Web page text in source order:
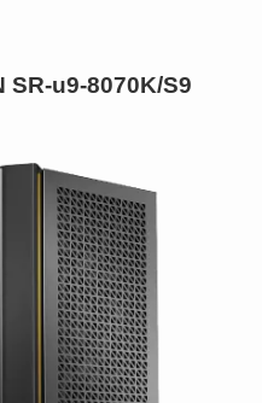
SR-u9-8070K/S9